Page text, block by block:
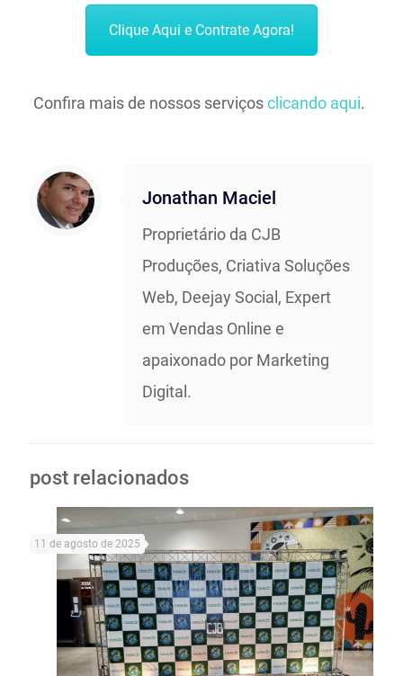
Clique Aqui e Contrate Agora!
Confira mais de nossos serviçosclicando aqui.
Jonathan Maciel
Proprietário da CJB
Produções, Criativa Soluções
Web, Deejay Social, Expert
em Vendas Online e
apaixonado por Marketing
Digital.
post relacionados
11 de agosto de 2025